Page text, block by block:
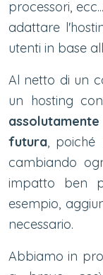
processori,
adattare
utenti in base
Al netto di un
un hosting
futura, poiché
cambiando
impatto ben
esempio,
necessario.
Abbiamo in